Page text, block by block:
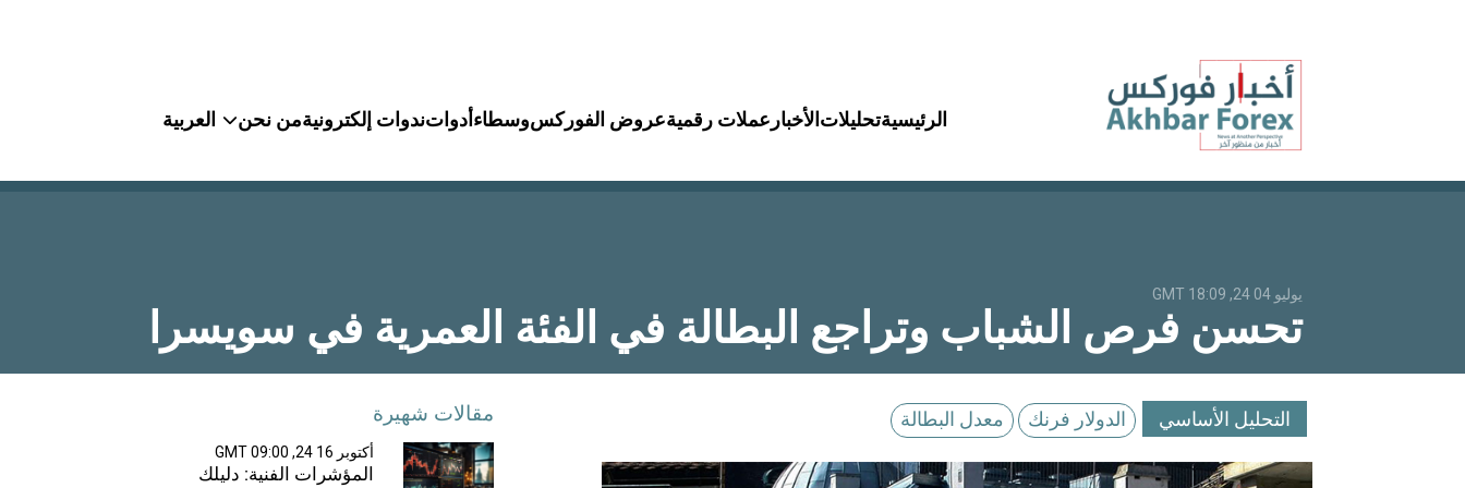
الرئيسيةتحليلات الأخبار عملات رقميةعروض الفوركسوسطاءأدواتندوات إلكترونيةمن نحن العربية
يوليو 04 24, 18:09 GMT
تحسن فرص الشباب وتراجع البطالة في الفئة العمرية في سويسرا
التحليل الأساسي الدولار فرنك معدل البطالة مقالات شهيرة
أكتوبر 16 24, 09:00 GMT
المؤشرات الفنية: دليلك